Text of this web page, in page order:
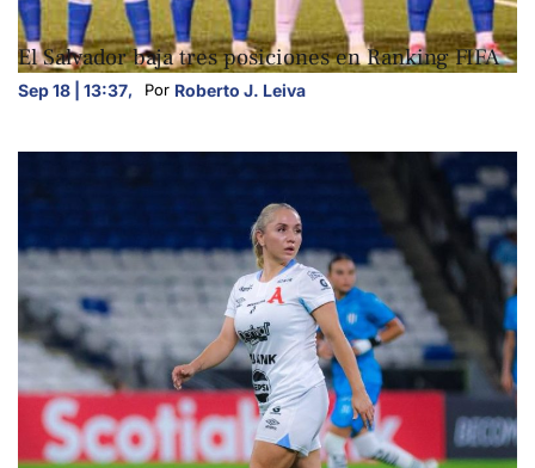
DEPORTES
El Salvador baja tres posiciones en Ranking FIFA
Sep 18 | 13:37, Por Roberto J. Leiva